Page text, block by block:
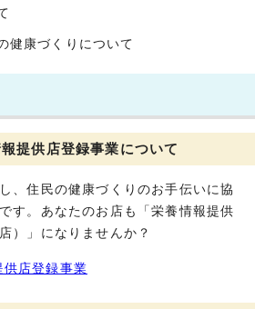
健康づくりについて
提供店登録事業について
、住民の健康づくりのお手伝いに協
す。あなたのお店も「栄養情報提供
）」になりませんか？
店登録事業